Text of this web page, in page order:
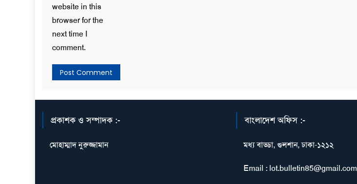
website in this
browser for the
next time I
comment.
প্রকাশক ও সম্পাদক :-
মোহাম্মাদ নুরুজ্জামান
বাংলাদেশ অফিস :-
মধ্য বাড্ডা, গুলশান, ঢাকা-১২১২
Email : lot.bulletin85@gmail.com